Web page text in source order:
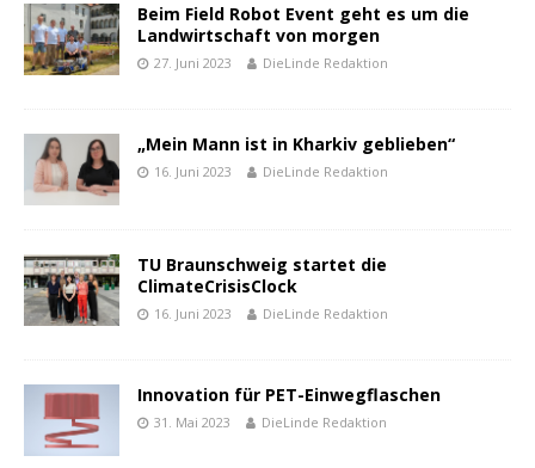
Beim Field Robot Event geht es um die
Landwirtschaft von morgen
27. Juni 2023 DieLinde Redaktion
„Mein Mann ist in Kharkiv geblieben“
16. Juni 2023 DieLinde Redaktion
TU Braunschweig startet die
ClimateCrisisClock
16. Juni 2023 DieLinde Redaktion
Innovation für PET-Einwegflaschen
31. Mai 2023 DieLinde Redaktion